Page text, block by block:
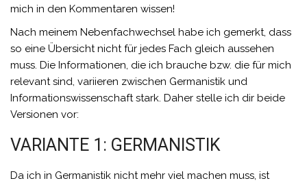
mich in den Kommentaren wissen!
Nach meinem Nebenfachwechsel habe ich gemerkt, dass
so eine Übersicht nicht für jedes Fach gleich aussehen
muss. Die Informationen, die ich brauche bzw. die für mich
relevant sind, variieren zwischen Germanistik und
Informationswissenschaft stark. Daher stelle ich dir beide
Versionen vor:
VARIANTE 1: GERMANISTIK
Da ich in Germanistik nicht mehr viel machen muss, ist